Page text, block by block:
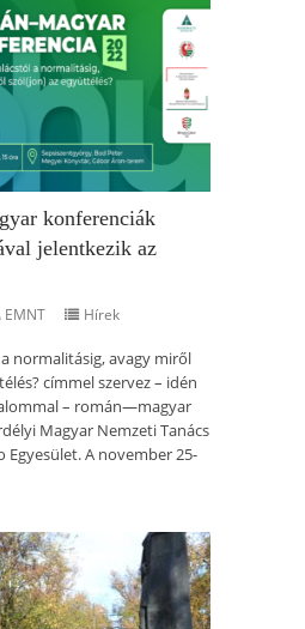
konferenciák
jelentkezik az
EMNT Hírek
normalitásig, avagy miről
címmel szervez – idén
– román—magyar
Magyar Nemzeti Tanács
Egyesület. A november 25-